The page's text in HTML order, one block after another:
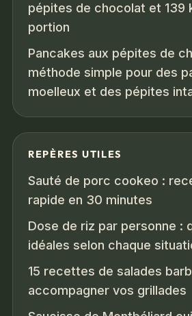
pépites de chocolat et 139
portion
Pancakes aux pépites de
méthode simple pour des
moelleux et des pépites
REPÈRES UTILES
Sauté de porc cookeo :
rapide en 30 minutes
Dose de riz par personne :
idéales selon chaque
15 recettes de salades
accompagner vos grillades